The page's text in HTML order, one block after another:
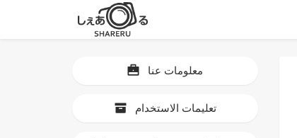
معلومات عنا
تعليمات الاستخدام